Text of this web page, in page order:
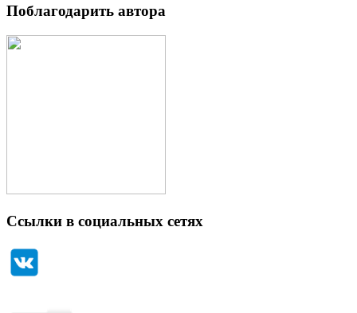
Поблагодарить автора
Ссылки в социальных сетях